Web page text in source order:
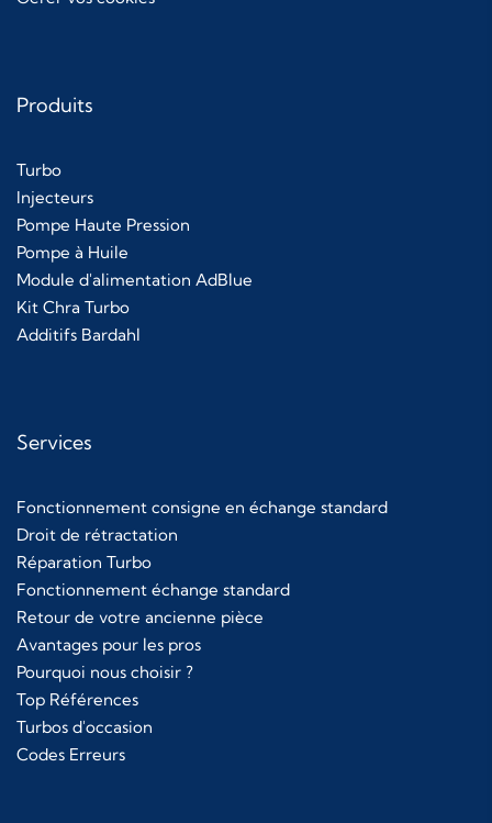
Produits
Turbo
Injecteurs
Pompe Haute Pression
Pompe à Huile
Module d'alimentation AdBlue
Kit Chra Turbo
Additifs Bardahl
Services
Fonctionnement consigne en échange standard
Droit de rétractation
Réparation Turbo
Fonctionnement échange standard
Retour de votre ancienne pièce
Avantages pour les pros
Pourquoi nous choisir ?
Top Références
Turbos d'occasion
Codes Erreurs